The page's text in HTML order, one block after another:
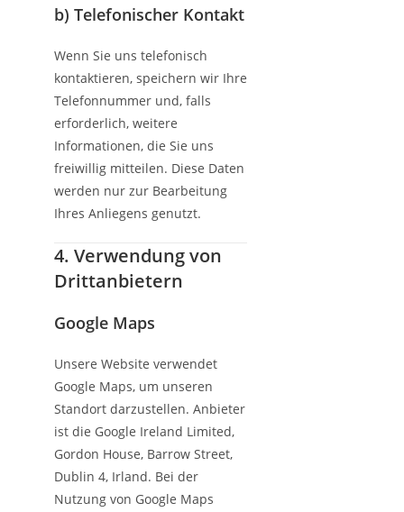
b) Telefonischer Kontakt
Wenn Sie uns telefonisch
kontaktieren, speichern wir Ihre
Telefonnummer und, falls
erforderlich, weitere
Informationen, die Sie uns
freiwillig mitteilen. Diese Daten
werden nur zur Bearbeitung
Ihres Anliegens genutzt.
4. Verwendung von
Drittanbietern
Google Maps
Unsere Website verwendet
Google Maps, um unseren
Standort darzustellen. Anbieter
ist die Google Ireland Limited,
Gordon House, Barrow Street,
Dublin 4, Irland. Bei der
Nutzung von Google Maps